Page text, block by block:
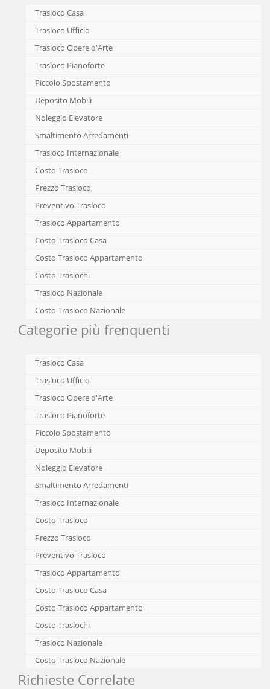
Trasloco Casa
Trasloco Ufficio
Trasloco Opere d'Arte
Trasloco Pianoforte
Piccolo Spostamento
Deposito Mobili
Noleggio Elevatore
Smaltimento Arredamenti
Trasloco Internazionale
Costo Trasloco
Prezzo Trasloco
Preventivo Trasloco
Trasloco Appartamento
Costo Trasloco Casa
Costo Trasloco Appartamento
Costo Traslochi
Trasloco Nazionale
Costo Trasloco Nazionale
Categorie più frenquenti
Trasloco Casa
Trasloco Ufficio
Trasloco Opere d'Arte
Trasloco Pianoforte
Piccolo Spostamento
Deposito Mobili
Noleggio Elevatore
Smaltimento Arredamenti
Trasloco Internazionale
Costo Trasloco
Prezzo Trasloco
Preventivo Trasloco
Trasloco Appartamento
Costo Trasloco Casa
Costo Trasloco Appartamento
Costo Traslochi
Trasloco Nazionale
Costo Trasloco Nazionale
Richieste Correlate